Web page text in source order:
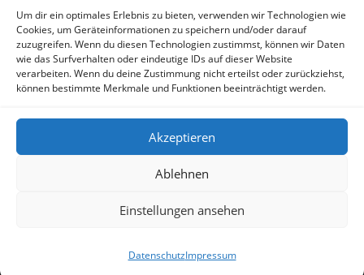
Um dir ein optimales Erlebnis zu bieten, verwenden wir Technologien wie
Cookies, um Geräteinformationen zu speichern und/oder darauf
zuzugreifen. Wenn du diesen Technologien zustimmst, können wir Daten
wie das Surfverhalten oder eindeutige IDs auf dieser Website
verarbeiten. Wenn du deine Zustimmung nicht erteilst oder zurückziehst,
können bestimmte Merkmale und Funktionen beeinträchtigt werden.
Akzeptieren
Ablehnen
Einstellungen ansehen
DatenschutzImpressum
Vorname*
Copyright Irene Lauretti - OceanWP Theme by OceanWP